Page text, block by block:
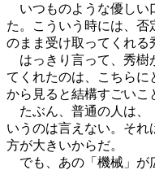
いつものような優しい
た。こういう時には、否
のまま受け取ってくれる
はっきり言って、秀樹
てくれたのは、こちらに
から見ると結構すごいこ
たぶん、普通の人は、
いうのは言えない。そ
方が大きいからだ。
でも、あの「機械」が